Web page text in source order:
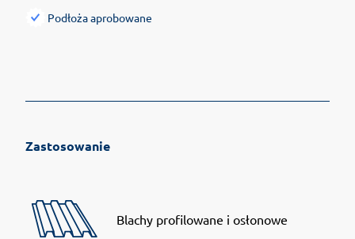
Podłoża aprobowane
Zastosowanie
Blachy profilowane i osłonowe